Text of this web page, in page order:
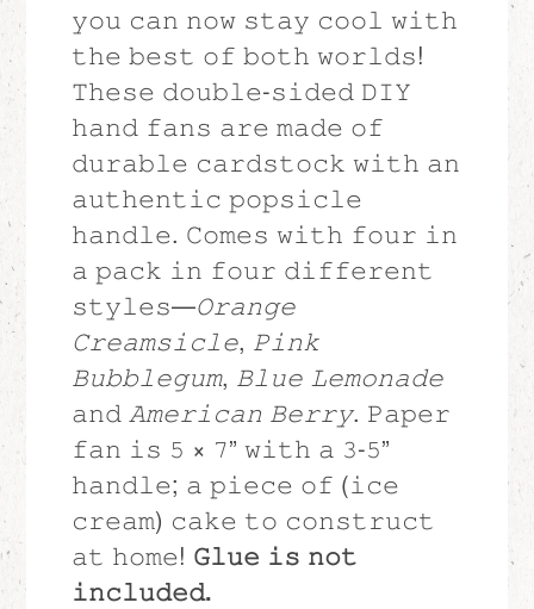
𝚢𝚘𝚞 𝚌𝚊𝚗 𝚗𝚘𝚠 𝚜𝚝𝚊𝚢 𝚌𝚘𝚘𝚕 𝚠𝚒𝚝𝚑
𝚝𝚑𝚎 𝚋𝚎𝚜𝚝 𝚘𝚏 𝚋𝚘𝚝𝚑 𝚠𝚘𝚛𝚕𝚍𝚜!
𝚃𝚑𝚎𝚜𝚎 𝚍𝚘𝚞𝚋𝚕𝚎-𝚜𝚒𝚍𝚎𝚍 𝙳𝙸𝚈
𝚑𝚊𝚗𝚍 𝚏𝚊𝚗𝚜 𝚊𝚛𝚎 𝚖𝚊𝚍𝚎 𝚘𝚏
𝚍𝚞𝚛𝚊𝚋𝚕𝚎 𝚌𝚊𝚛𝚍𝚜𝚝𝚘𝚌𝚔 𝚠𝚒𝚝𝚑 𝚊𝚗
𝚊𝚞𝚝𝚑𝚎𝚗𝚝𝚒𝚌 𝚙𝚘𝚙𝚜𝚒𝚌𝚕𝚎
𝚑𝚊𝚗𝚍𝚕𝚎. 𝙲𝚘𝚖𝚎𝚜 𝚠𝚒𝚝𝚑 𝚏𝚘𝚞𝚛 𝚒𝚗
𝚊 𝚙𝚊𝚌𝚔 𝚒𝚗 𝚏𝚘𝚞𝚛 𝚍𝚒𝚏𝚏𝚎𝚛𝚎𝚗𝚝
𝚜𝚝𝚢𝚕𝚎𝚜—𝙾𝚛𝚊𝚗𝚐𝚎
𝙲𝚛𝚎𝚊𝚖𝚜𝚒𝚌𝚕𝚎, 𝙿𝚒𝚗𝚔
𝙱𝚞𝚋𝚋𝚕𝚎𝚐𝚞𝚖, 𝙱𝚕𝚞𝚎 𝙻𝚎𝚖𝚘𝚗𝚊𝚍𝚎
𝚊𝚗𝚍 𝙰𝚖𝚎𝚛𝚒𝚌𝚊𝚗 𝙱𝚎𝚛𝚛𝚢. 𝙿𝚊𝚙𝚎𝚛
𝚏𝚊𝚗 𝚒𝚜 𝟻 × 𝟽” 𝚠𝚒𝚝𝚑 𝚊 𝟹-𝟻”
𝚑𝚊𝚗𝚍𝚕𝚎; 𝚊 𝚙𝚒𝚎𝚌𝚎 𝚘𝚏 (𝚒𝚌𝚎
𝚌𝚛𝚎𝚊𝚖) 𝚌𝚊𝚔𝚎 𝚝𝚘 𝚌𝚘𝚗𝚜𝚝𝚛𝚞𝚌𝚝
𝚊𝚝 𝚑𝚘𝚖𝚎! 𝙶𝚕𝚞𝚎 𝚒𝚜 𝚗𝚘𝚝
𝚒𝚗𝚌𝚕𝚞𝚍𝚎𝚍.